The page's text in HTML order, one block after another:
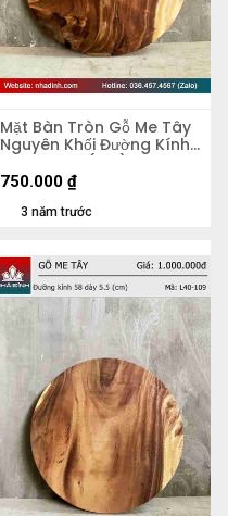
Mặt Bàn Tròn Gỗ Me Tây
Nguyên Khối Đường Kính
56 Dày 4,8 (cm)
3 năm trước
750.000 ₫